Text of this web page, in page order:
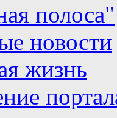
полоса"
новости
жизнь